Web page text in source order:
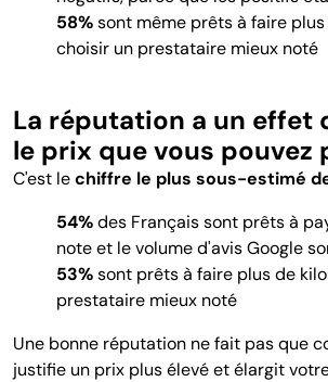
58%sont même prêts à faire
choisir un prestataire mieux noté
La réputation a un effet
le prix que vous pouvez
C'est lechiffre le plus sous-estimé
54%des Français sont prêts à
note et le volume d'avis Google
53%sont prêts à faire plus de
prestataire mieux noté
Une bonne réputation ne fait pas que
justifie un prix plus élevé et élargit